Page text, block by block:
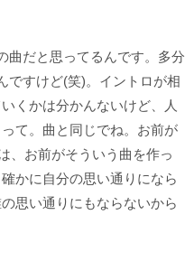
曲だと思ってるんです。多分
ですけど(笑)。イントロが相
くかは分かんないけど、人
て。曲と同じでね。お前が
、お前がそういう曲を作っ
かに自分の思い通りになら
思い通りにもならないから